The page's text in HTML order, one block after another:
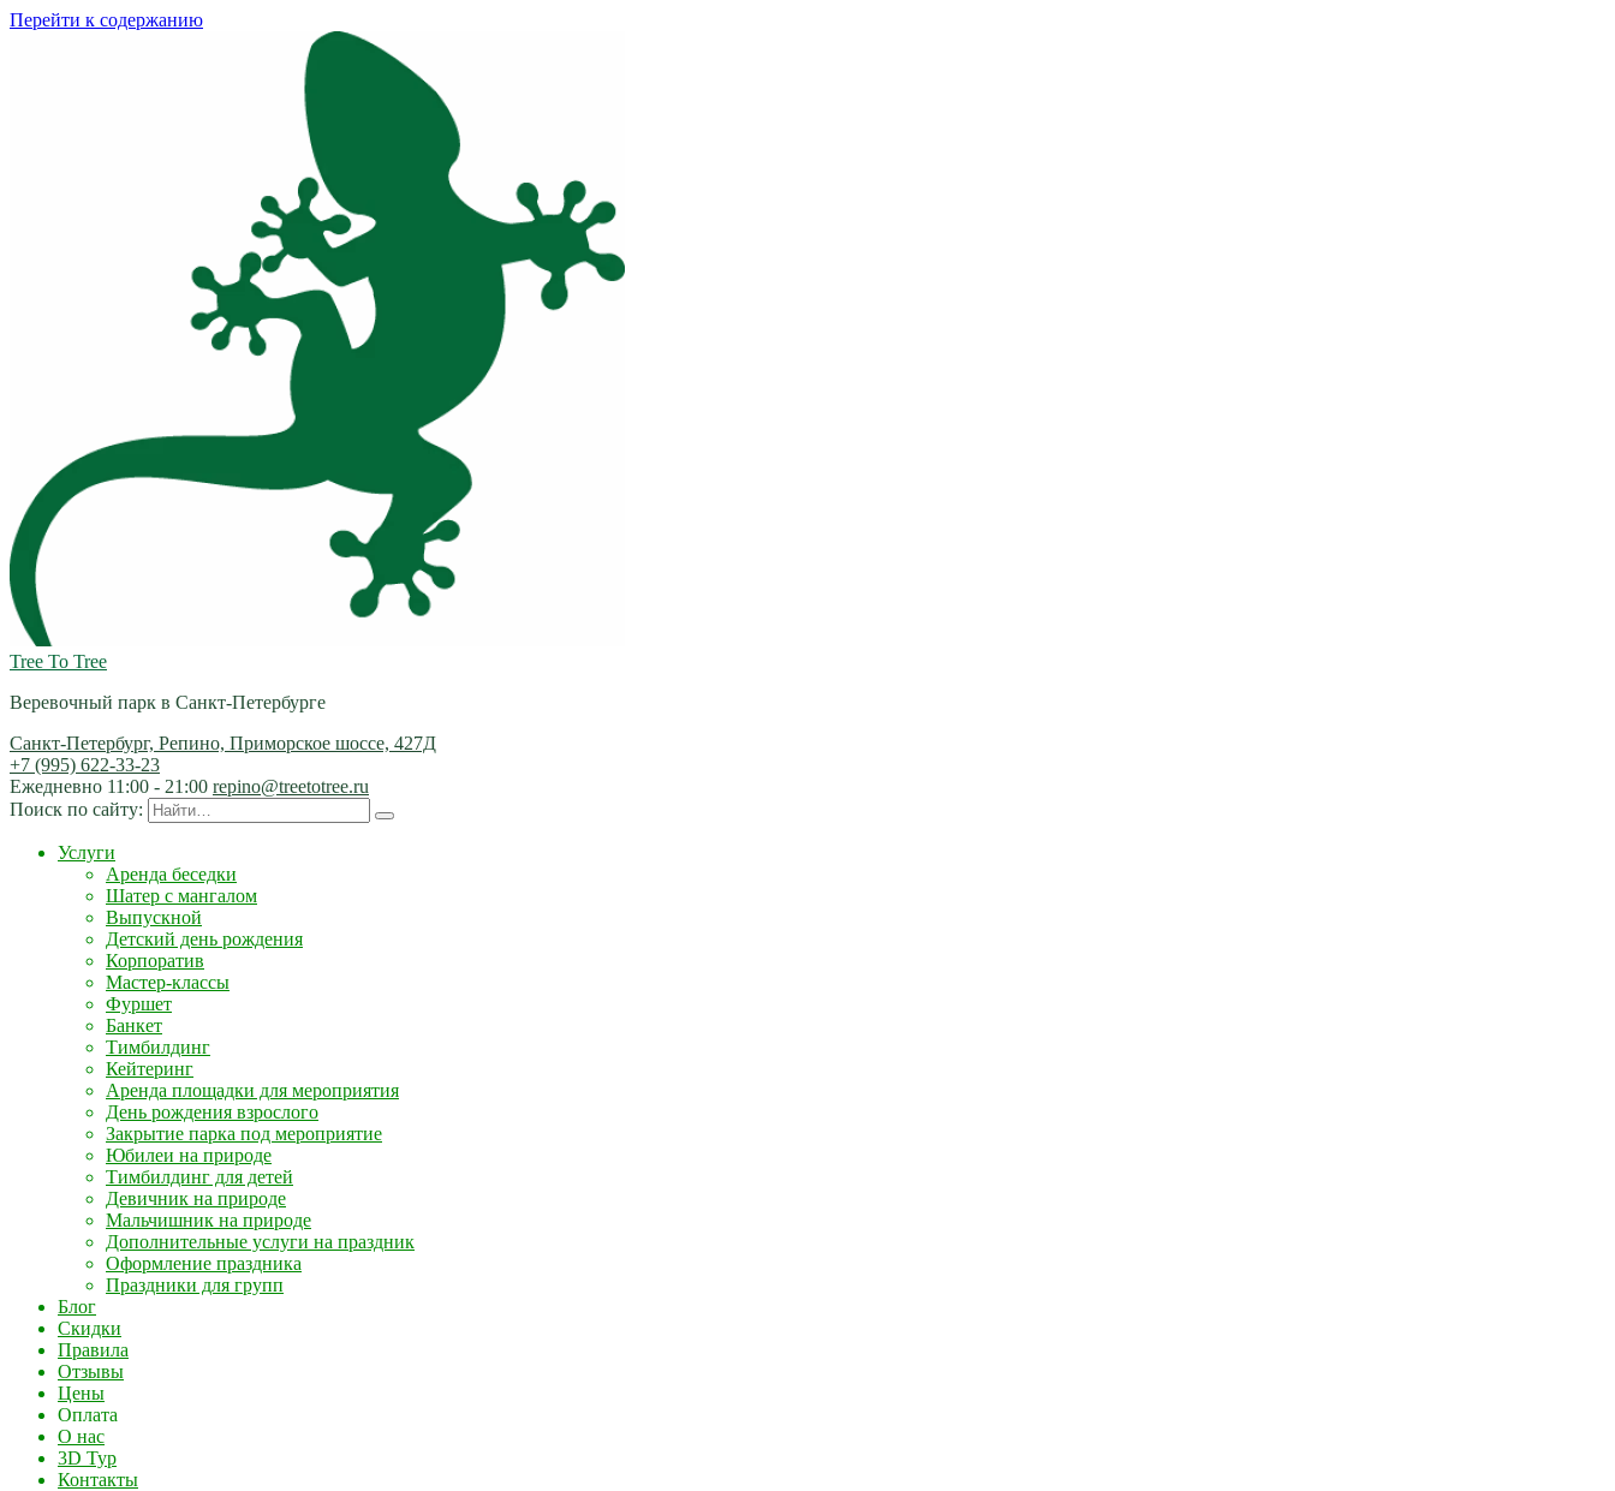
Перейти к содержанию
Tree To Tree
Веревочный парк в Санкт-Петербурге
Санкт-Петербург, Репино, Приморское шоссе, 427Д
+7 (995) 622-33-23
Ежедневно 11:00 - 21:00 repino@treetotree.ru
Поиск по сайту:
Услуги
Аренда беседки
Шатер с мангалом
Выпускной
Детский день рождения
Корпоратив
Мастер-классы
Фуршет
Банкет
Тимбилдинг
Кейтеринг
Аренда площадки для мероприятия
День рождения взрослого
Закрытие парка под мероприятие
Юбилеи на природе
Тимбилдинг для детей
Девичник на природе
Мальчишник на природе
Дополнительные услуги на праздник
Оформление праздника
Праздники для групп
Блог
Скидки
Правила
Отзывы
Цены
Оплата
О нас
3D Тур
Контакты